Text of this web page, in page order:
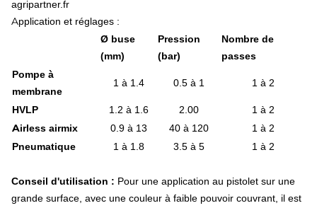
Porte buse
Pompe
Accessoires de pulvérisation
Doigt de fourche
Doigt de fourche droit
Doigt de fourche courbé
Doigt de fourche contre-coudé
Accessoires doigt de fourche
Environnement tracteur
Huile moteur
Huile multifonctionnelle
agripartner.fr
Application et réglages :
Ø buse
(mm)
Pression
(bar)
Nombre de
passes
Pompe à
membrane
1 à 1.4 0.5 à 1 1 à 2
HVLP 1.2 à 1.6 2.00
1 à 2
Airless airmix
0.9 à 13 40 à 120
1 à 2
Pneumatique
1 à 1.8 3.5 à 5 1 à 2
Conseil d'utilisation : Pour une application au pistolet sur une
grande surface, avec une couleur à faible pouvoir couvrant, il est